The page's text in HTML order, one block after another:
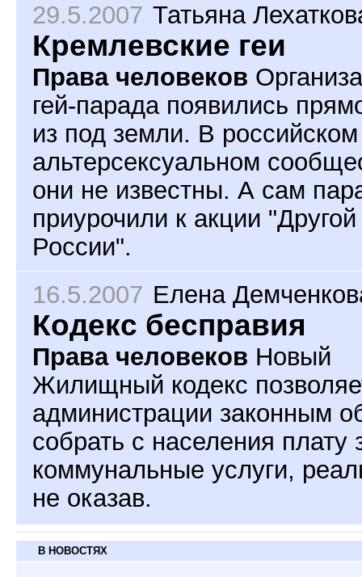
29.5.2007 Татьяна
Кремлевские геи
Права человеков
гей-парада появились
из под земли. В российском
альтерсексуальном
они не известны. А сам
приурочили к акции "Другой
России".
16.5.2007 Елена
Кодекс бесправия
Права человеков Новый
Жилищный кодекс
администрации законным
собрать с населения плату
коммунальные услуги,
не оказав.
В НОВОСТЯХ